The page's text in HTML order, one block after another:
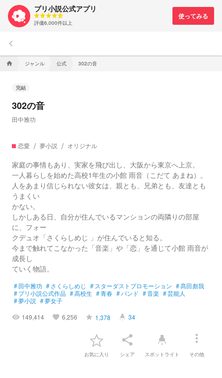
プリ小説公式アプリ
評価6,000件以上
keyboard_arrow_left
home ジャンル 公式 302の音
完結
302の音
田中雅功
恋愛 夢小説 オリジナル
家庭の事情もあり、実家を飛び出し、大阪から東京へ上京。
一人暮らしを始めた高校1年生の小館 雨音（こだて あまね）。
人をあまり信じられない彼女は、親とも、兄弟とも、友達とも
うまくい
かない。
しかしある日、自分が住んでいるマンションの両隣りの部屋
に、フォー
クデュオ「さくらしめじ 」が住んでいると知る。
今まで触れてこなかった「音楽」や「恋」を通じて小館 雨音が
成長し
ていく物語。
#田中雅功 #さくらしめじ # スターダストプロモーション #髙田彪我
#プリ小説公式作品 #高校生 #青春 #バンド #音楽 #芸能人
#夢小説 #夢女子
visibility 149,414 favorite 6,256 grade 1,378 highlight 34
お気に入り
share
シェア
highlight
スポットライト
more_vert
その他